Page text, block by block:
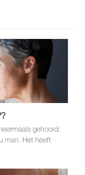
gehoord:
man. Het heeft